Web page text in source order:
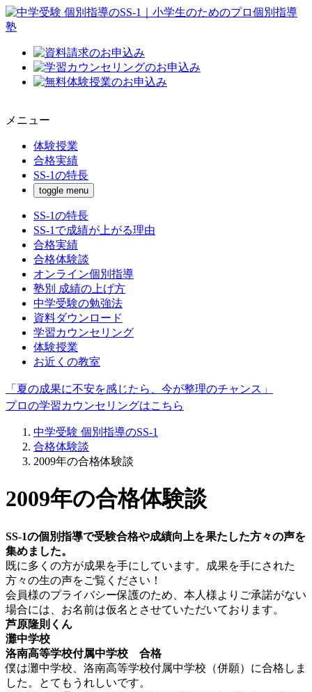
メニュー
体験授業
合格実績
SS-1の特長
toggle menu
SS-1の特長
SS-1で成績が上がる理由
合格実績
合格体験談
オンライン個別指導
塾別 成績の上げ方
中学受験の勉強法
資料ダウンロード
学習カウンセリング
体験授業
お近くの教室
「夏の成果に不安を感じたら、今が整理のチャンス」
プロの学習カウンセリングはこちら
中学受験 個別指導のSS-1
合格体験談
2009年の合格体験談
2009年の合格体験談
SS-1の個別指導で受験合格や成績向上を果たした方々の声を
集めました。
既に多くの方が成果を手にしています。成果を手にされた
方々の生の声をご覧ください！
会員様のプライバシー保護のため、本人様よりご承諾がない
場合には、お名前は仮名とさせていただいております。
芦原隆則くん
灘中学校
洛南高等学校付属中学校 合格
僕は灘中学校、洛南高等学校付属中学校（併願）に合格しま
した。とてもうれしいです。